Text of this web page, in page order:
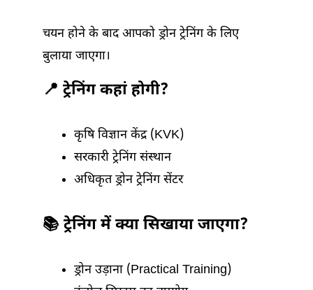
चयन होने के बाद आपको ड्रोन ट्रेनिंग के लिए
बुलाया जाएगा।
📍 ट्रेनिंग कहां होगी?
कृषि विज्ञान केंद्र (KVK)
सरकारी ट्रेनिंग संस्थान
अधिकृत ड्रोन ट्रेनिंग सेंटर
📚 ट्रेनिंग में क्या सिखाया जाएगा?
ड्रोन उड़ाना (Practical Training)